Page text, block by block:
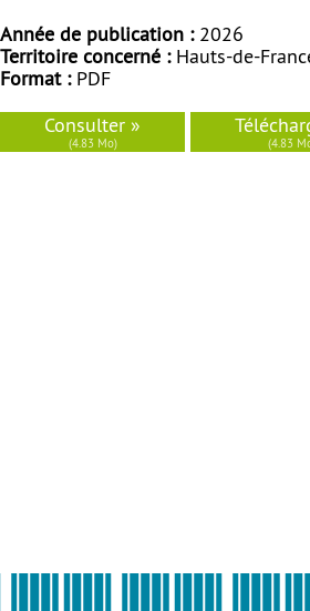
Année de publication : 2026
Territoire concerné : Hauts-de-
Format : PDF
Consulter »
(4.83 Mo) (4.83